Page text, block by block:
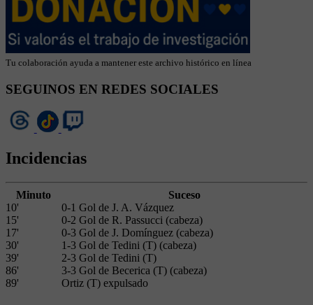
Tu colaboración ayuda a mantener este archivo histórico en línea
SEGUINOS EN REDES SOCIALES
Incidencias
Minuto
Suceso
10'
0-1 Gol de J. A. Vázquez
15'
0-2 Gol de R. Passucci (cabeza)
17'
0-3 Gol de J. Domínguez (cabeza)
30'
1-3 Gol de Tedini (T) (cabeza)
39'
2-3 Gol de Tedini (T)
86'
3-3 Gol de Becerica (T) (cabeza)
89'
Ortiz (T) expulsado